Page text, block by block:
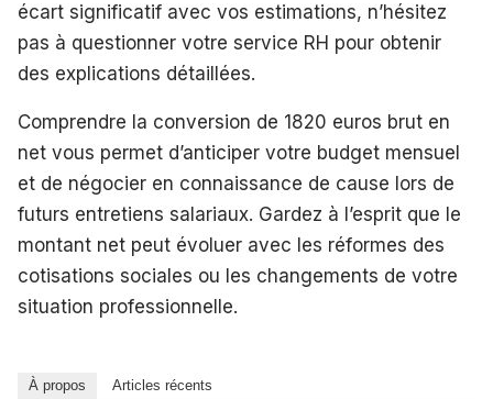
écart significatif avec vos estimations, n’hésitez
pas à questionner votre service RH pour obtenir
des explications détaillées.
Comprendre la conversion de 1820 euros brut en
net vous permet d’anticiper votre budget mensuel
et de négocier en connaissance de cause lors de
futurs entretiens salariaux. Gardez à l’esprit que le
montant net peut évoluer avec les réformes des
cotisations sociales ou les changements de votre
situation professionnelle.
À propos Articles récents